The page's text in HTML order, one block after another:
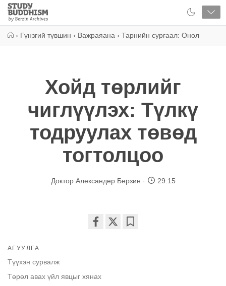
Close
Study
Buddhism
› Гүнзгий түвшин › Важраяана › Тарнийн сургаал: Онол
Хойд төрлийг
чиглүүлэх: Түлкү
тодруулах төвөд
тогтолцоо
Доктор Александер Берзин 29:15
АГУУЛГА
Түүхэн сурвалж
Төрөл авах үйл явцыг хянах